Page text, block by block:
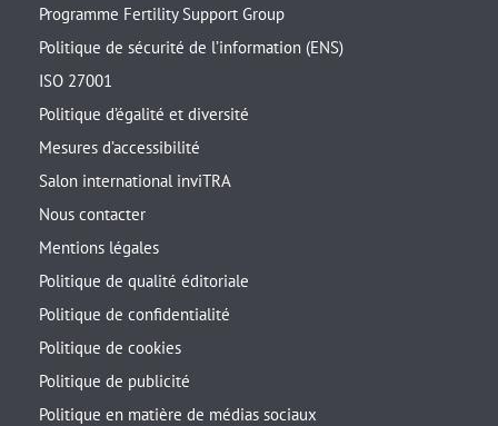
Programme Fertility Support Group
Politique de sécurité de l’information (ENS)
ISO 27001
Politique d’égalité et diversité
Mesures d’accessibilité
Salon international inviTRA
Nous contacter
Mentions légales
Politique de qualité éditoriale
Politique de confidentialité
Politique de cookies
Politique de publicité
Politique en matière de médias sociaux